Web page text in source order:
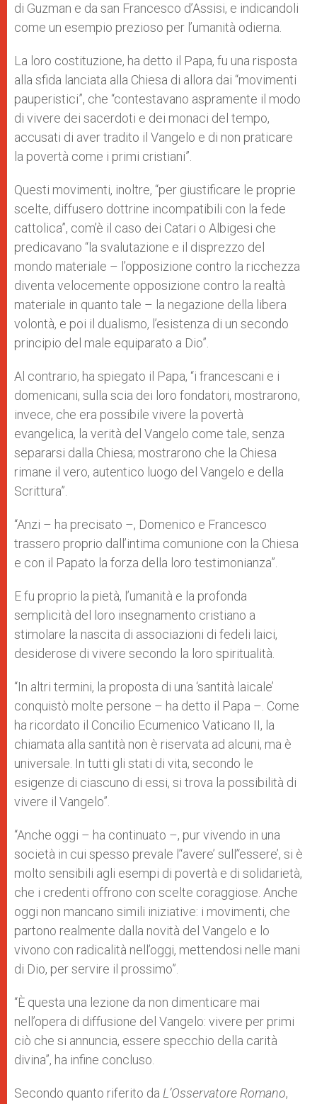
di Guzman e da san Francesco d’Assisi, e indicandoli
come un esempio prezioso per l’umanità odierna.
La loro costituzione, ha detto il Papa, fu una risposta
alla sfida lanciata alla Chiesa di allora dai “movimenti
pauperistici”, che “contestavano aspramente il modo
di vivere dei sacerdoti e dei monaci del tempo,
accusati di aver tradito il Vangelo e di non praticare
la povertà come i primi cristiani”.
Questi movimenti, inoltre, “per giustificare le proprie
scelte, diffusero dottrine incompatibili con la fede
cattolica”, com’è il caso dei Catari o Albigesi che
predicavano “la svalutazione e il disprezzo del
mondo materiale – l’opposizione contro la ricchezza
diventa velocemente opposizione contro la realtà
materiale in quanto tale – la negazione della libera
volontà, e poi il dualismo, l’esistenza di un secondo
principio del male equiparato a Dio”.
Al contrario, ha spiegato il Papa, “i francescani e i
domenicani, sulla scia dei loro fondatori, mostrarono,
invece, che era possibile vivere la povertà
evangelica, la verità del Vangelo come tale, senza
separarsi dalla Chiesa; mostrarono che la Chiesa
rimane il vero, autentico luogo del Vangelo e della
Scrittura”.
“Anzi – ha precisato –, Domenico e Francesco
trassero proprio dall’intima comunione con la Chiesa
e con il Papato la forza della loro testimonianza”.
E fu proprio la pietà, l’umanità e la profonda
semplicità del loro insegnamento cristiano a
stimolare la nascita di associazioni di fedeli laici,
desiderose di vivere secondo la loro spiritualità.
“In altri termini, la proposta di una ‘santità laicale’
conquistò molte persone – ha detto il Papa –. Come
ha ricordato il Concilio Ecumenico Vaticano II, la
chiamata alla santità non è riservata ad alcuni, ma è
universale. In tutti gli stati di vita, secondo le
esigenze di ciascuno di essi, si trova la possibilità di
vivere il Vangelo”.
“Anche oggi – ha continuato –, pur vivendo in una
società in cui spesso prevale l’‘avere’ sull’‘essere’, si è
molto sensibili agli esempi di povertà e di solidarietà,
che i credenti offrono con scelte coraggiose. Anche
oggi non mancano simili iniziative: i movimenti, che
partono realmente dalla novità del Vangelo e lo
vivono con radicalità nell’oggi, mettendosi nelle mani
di Dio, per servire il prossimo”.
“È questa una lezione da non dimenticare mai
nell’opera di diffusione del Vangelo: vivere per primi
ciò che si annuncia, essere specchio della carità
divina”, ha infine concluso.
Secondo quanto riferito da L’Osservatore Romano,